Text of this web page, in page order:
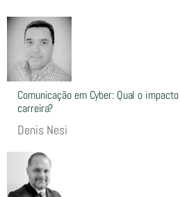
Comunicação em Cyber: Qual o
carreira?
Denis Nesi